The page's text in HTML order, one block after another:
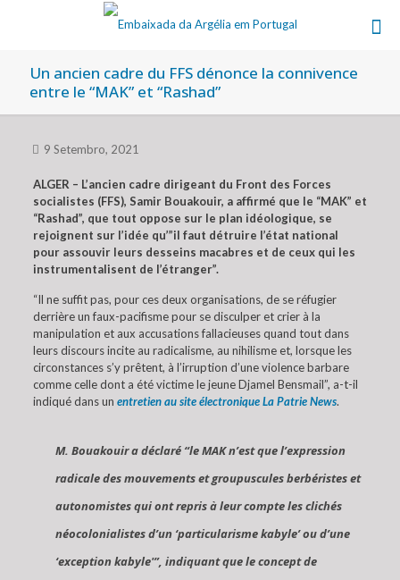
Un ancien cadre du FFS dénonce la connivence
entre le “MAK” et “Rashad”
9 Setembro, 2021
ALGER – L’ancien cadre dirigeant du Front des Forces
socialistes (FFS), Samir Bouakouir, a affirmé que le “MAK” et
“Rashad”, que tout oppose sur le plan idéologique, se
rejoignent sur l’idée qu’”il faut détruire l’état national
pour assouvir leurs desseins macabres et de ceux qui les
instrumentalisent de l’étranger”.
“Il ne suffit pas, pour ces deux organisations, de se réfugier
derrière un faux-pacifisme pour se disculper et crier à la
manipulation et aux accusations fallacieuses quand tout dans
leurs discours incite au radicalisme, au nihilisme et, lorsque les
circonstances s’y prêtent, à l’irruption d’une violence barbare
comme celle dont a été victime le jeune Djamel Bensmail”, a-t-il
indiqué dans un entretien au site électronique La Patrie News.
M. Bouakouir a déclaré “le MAK n’est que l’expression
radicale des mouvements et groupuscules berbéristes et
autonomistes qui ont repris à leur compte les clichés
néocolonialistes d’un ‘particularisme kabyle’ ou d’une
‘exception kabyle'”, indiquant que le concept de